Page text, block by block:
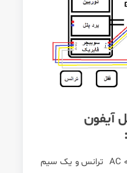
آیفون
یک سیم از قفل مستقیم به AC ترانس و یک سیم